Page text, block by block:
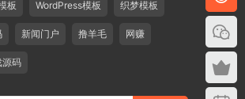
板 WordPress模板 织梦模板
新闻门户 撸羊毛 网赚
源码